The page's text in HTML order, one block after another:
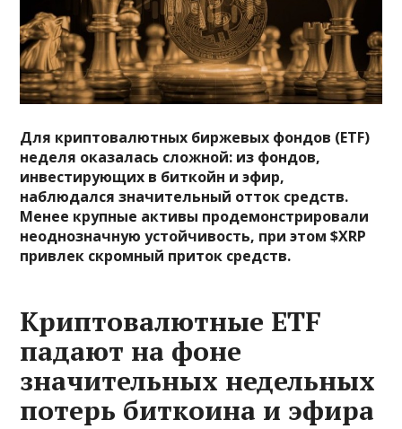
Для криптовалютных биржевых фондов (ETF)
неделя оказалась сложной: из фондов,
инвестирующих в биткойн и эфир,
наблюдался значительный отток средств.
Менее крупные активы продемонстрировали
неоднозначную устойчивость, при этом $XRP
привлек скромный приток средств.
Криптовалютные ETF
падают на фоне
значительных недельных
потерь биткоина и эфира